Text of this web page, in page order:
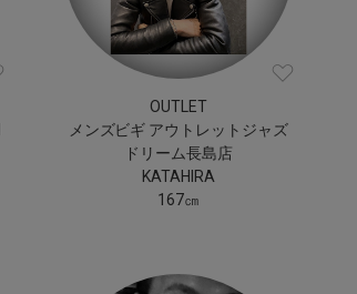
OUTLET
メンズビギ アウトレットジャズ
ドリーム長島店
KATAHIRA
167㎝